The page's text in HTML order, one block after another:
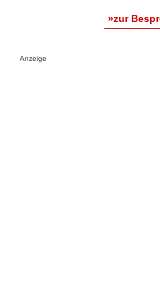
»zur
Anzeige